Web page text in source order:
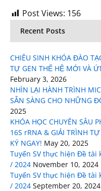
Post Views: 156
Recent Posts
CHIÊU SINH KHÓA ĐÀO
TỰ GEN THẾ HỆ MỚI VÀ
February 3, 2026
NHÌN LẠI HÀNH TRÌNH
SẴN SÀNG CHO NHỮNG
2025
KHÓA HỌC CHUYÊN SÂU
16S rRNA & GIẢI TRÌNH
KÝ NGAY! May 20, 2025
Tuyển SV thực hiện Đề tài
/ 2024 November 10, 2024
Tuyển SV thực hiện Đề
/ 2024 September 20, 2024